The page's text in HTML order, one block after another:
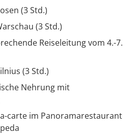
(3 Std.)
(3 Std.)
Reiseleitung vom 4.-7.
(3 Std.)
Nehrung mit
carte im Panoramarestaurant